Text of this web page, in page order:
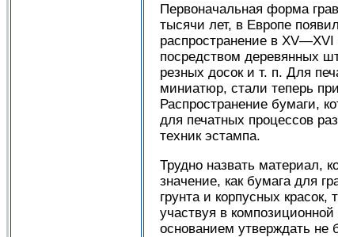
Первоначальная форма
тысячи лет, в Европе
распространение в XV—XVI
посредством деревянных
резных досок и т. п. Для
миниатюр, стали теперь
Распространение бумаги,
для печатных процессов
техник эстампа.
Трудно назвать материал,
значение, как бумага для
грунта и корпусных
участвуя в
основанием утверждать